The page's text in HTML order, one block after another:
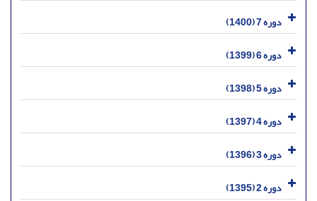
دوره 7 (1400)
دوره 6 (1399)
دوره 5 (1398)
دوره 4 (1397)
دوره 3 (1396)
دوره 2 (1395)